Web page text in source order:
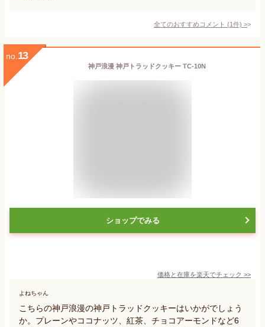
全てのおすすめコメント (1件) >
no. 13
神戸浪漫 神戸トラッドクッキー TC-10N
ショップでみる
価格と在庫を楽天でチェック >>
よねちゃん
こちらの神戸浪漫の神戸トラッドクッキーはいかがでしょう
か。プレーンやココナッツ、紅茶、チョコアーモンドなど6